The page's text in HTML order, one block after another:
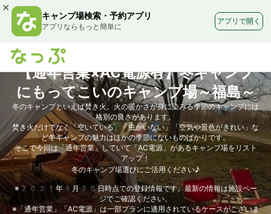
×
キャンプ場検索・予約アプリ
アプリならもっと簡単に
アプリで開く
【通年営業×AC電源有】冬キャンプ
にもってこいのキャンプ場～福島～
冬のキャンプといえば焚き火。火の暖かさが身に染みる季節のキャンプには
格別の良さがあります。
焚き火だけでなく「空いている」「虫がいない」「空気や景色がきれい」な
ど冬キャンプの魅力はほかの季節にないものばかりです。
そこで今回は「通年営業」していて「AC電源」があるキャンプ場をリスト
アップ！
冬のキャンプ場選びにご活用ください♪
※2021年9月30日時点での登録情報です。最新の情報は施設ペー
ジでご確認ください。
※「通年営業」「AC電源」は一部プランに適用されているケースがございま